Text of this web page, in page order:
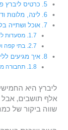
כרטיס ליברץ
לינה, מלונות
אוכל ושתייה
מסעדות
בתי קפה
איך מגיעים
תחבורה
ליברץ היא
אלף תושבים, אבל
שווה ביקור של